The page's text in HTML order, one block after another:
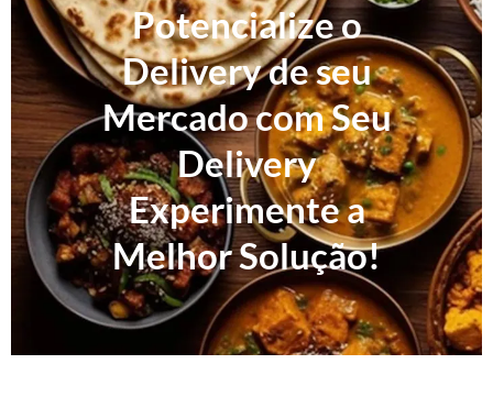
Potencialize o
Delivery de seu
Mercado com Seu
Delivery
Experimente a
Melhor Solução!